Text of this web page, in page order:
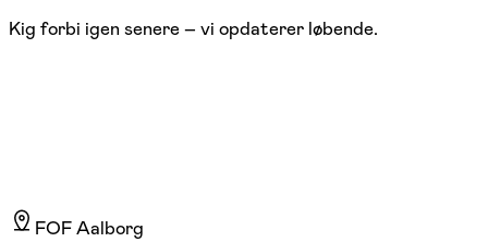
Kig forbi igen senere – vi opdaterer løbende.
FOF Aalborg